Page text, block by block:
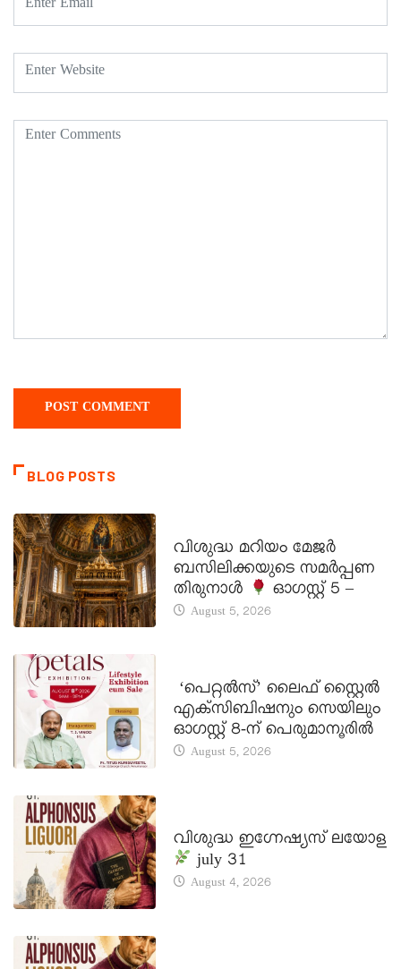
BLOG POSTS
വിശുദ്ധ മറിയം മേജർ
ബസിലിക്കയുടെ സമർപ്പണ
തിരുനാൾ
ഓഗസ്റ്റ് 5 –
August 5, 2026
‘പെറ്റൽസ്’ ലൈഫ് സ്റ്റൈൽ
എക്സിബിഷനും സെയിലും
ഓഗസ്റ്റ് 8-ന് പെരുമാനൂരിൽ
August 5, 2026
വിശുദ്ധ ഇഗ്നേഷ്യസ് ലയോള
july 31
August 4, 2026